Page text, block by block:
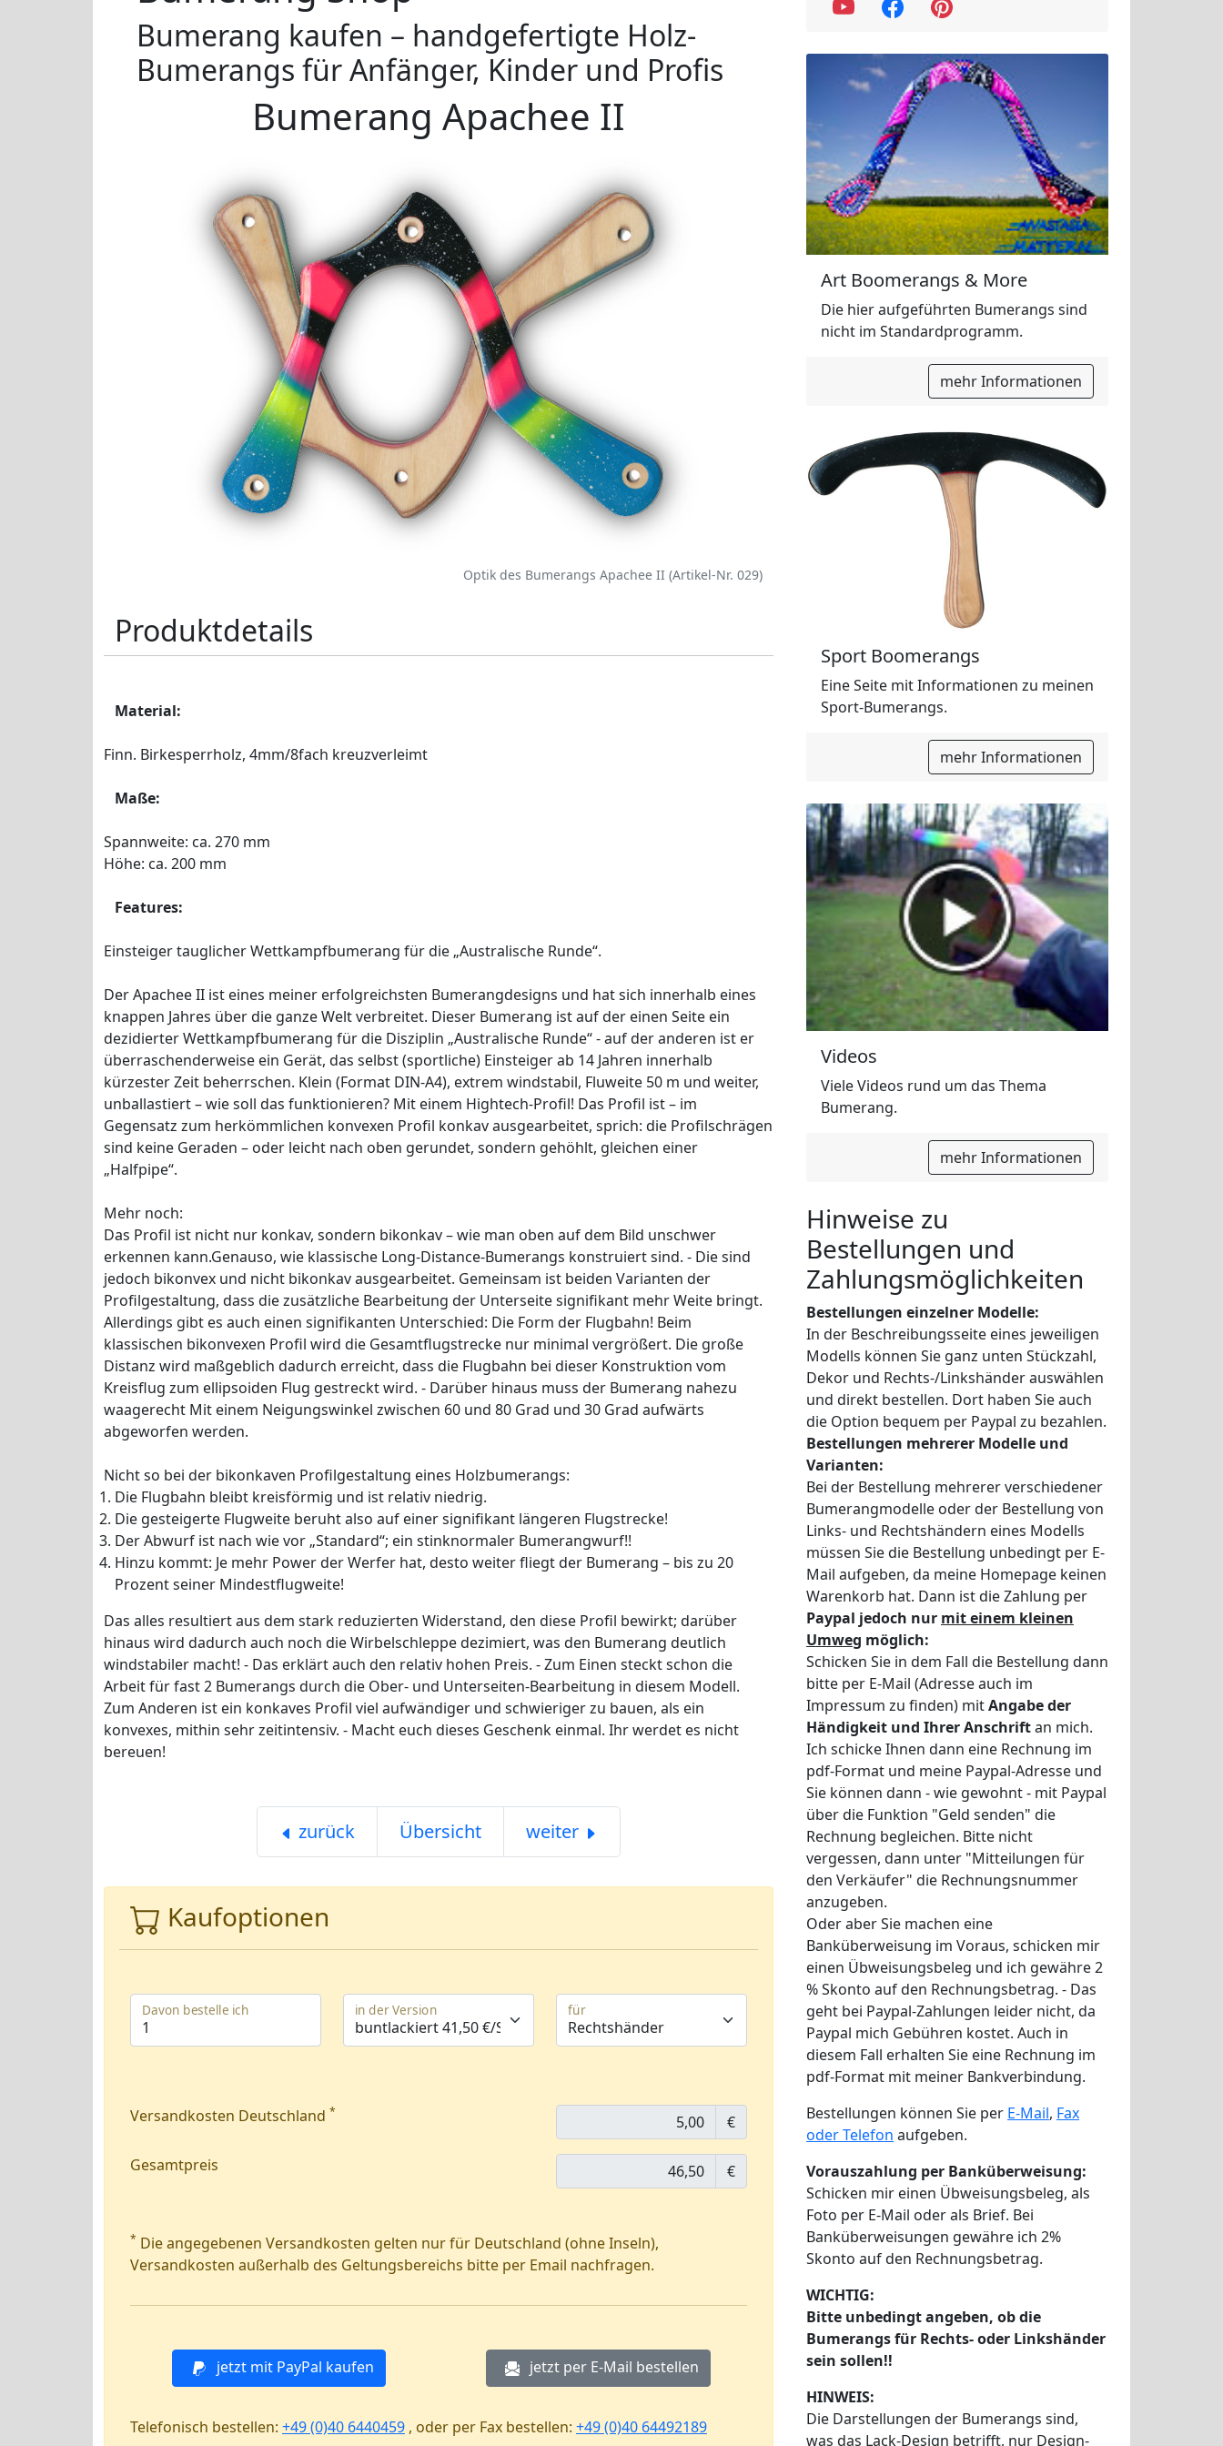
Bumerang kaufen – handgefertigte Holz-
Bumerangs für Anfänger, Kinder und Profis
Bumerang Apachee II
Optik des Bumerangs Apachee II (Artikel-Nr. 029)
Produktdetails
Material:
Finn. Birkesperrholz, 4mm/8fach kreuzverleimt
Maße:
Spannweite: ca. 270 mm
Höhe: ca. 200 mm
Features:
Einsteiger tauglicher Wettkampfbumerang für die „Australische Runde“.
Der Apachee II ist eines meiner erfolgreichsten Bumerangdesigns und hat sich innerhalb eines
knappen Jahres über die ganze Welt verbreitet. Dieser Bumerang ist auf der einen Seite ein
dezidierter Wettkampfbumerang für die Disziplin „Australische Runde“ - auf der anderen ist er
überraschenderweise ein Gerät, das selbst (sportliche) Einsteiger ab 14 Jahren innerhalb
kürzester Zeit beherrschen. Klein (Format DIN-A4), extrem windstabil, Fluweite 50 m und weiter,
unballastiert – wie soll das funktionieren? Mit einem Hightech-Profil! Das Profil ist – im
Gegensatz zum herkömmlichen konvexen Profil konkav ausgearbeitet, sprich: die Profilschrägen
sind keine Geraden – oder leicht nach oben gerundet, sondern gehöhlt, gleichen einer
„Halfpipe“.
Mehr noch:
Das Profil ist nicht nur konkav, sondern bikonkav – wie man oben auf dem Bild unschwer
erkennen kann.Genauso, wie klassische Long-Distance-Bumerangs konstruiert sind. - Die sind
jedoch bikonvex und nicht bikonkav ausgearbeitet. Gemeinsam ist beiden Varianten der
Profilgestaltung, dass die zusätzliche Bearbeitung der Unterseite signifikant mehr Weite bringt.
Allerdings gibt es auch einen signifikanten Unterschied: Die Form der Flugbahn! Beim
klassischen bikonvexen Profil wird die Gesamtflugstrecke nur minimal vergrößert. Die große
Distanz wird maßgeblich dadurch erreicht, dass die Flugbahn bei dieser Konstruktion vom
Kreisflug zum ellipsoiden Flug gestreckt wird. - Darüber hinaus muss der Bumerang nahezu
waagerecht Mit einem Neigungswinkel zwischen 60 und 80 Grad und 30 Grad aufwärts
abgeworfen werden.
Nicht so bei der bikonkaven Profilgestaltung eines Holzbumerangs:
Die Flugbahn bleibt kreisförmig und ist relativ niedrig.
Die gesteigerte Flugweite beruht also auf einer signifikant längeren Flugstrecke!
Der Abwurf ist nach wie vor „Standard“; ein stinknormaler Bumerangwurf!!
Hinzu kommt: Je mehr Power der Werfer hat, desto weiter fliegt der Bumerang – bis zu 20
Prozent seiner Mindestflugweite!
Das alles resultiert aus dem stark reduzierten Widerstand, den diese Profil bewirkt; darüber
hinaus wird dadurch auch noch die Wirbelschleppe dezimiert, was den Bumerang deutlich
windstabiler macht! - Das erklärt auch den relativ hohen Preis. - Zum Einen steckt schon die
Arbeit für fast 2 Bumerangs durch die Ober- und Unterseiten-Bearbeitung in diesem Modell.
Zum Anderen ist ein konkaves Profil viel aufwändiger und schwieriger zu bauen, als ein
konvexes, mithin sehr zeitintensiv. - Macht euch dieses Geschenk einmal. Ihr werdet es nicht
bereuen!
zurück Übersicht weiter
Kaufoptionen
Davon bestelle ich in der Version für
Versandkosten Deutschland *
€
Gesamtpreis €
* Die angegebenen Versandkosten gelten nur für Deutschland (ohne Inseln),
Versandkosten außerhalb des Geltungsbereichs bitte per Email nachfragen.
jetzt mit PayPal kaufen jetzt per E-Mail bestellen
Telefonisch bestellen: +49 (0)40 6440459 , oder per Fax bestellen: +49 (0)40 64492189
Art Boomerangs & More
Die hier aufgeführten Bumerangs sind
nicht im Standardprogramm.
mehr Informationen
Sport Boomerangs
Eine Seite mit Informationen zu meinen
Sport-Bumerangs.
mehr Informationen
Videos
Viele Videos rund um das Thema
Bumerang.
mehr Informationen
Hinweise zu
Bestellungen und
Zahlungsmöglichkeiten
Bestellungen einzelner Modelle:
In der Beschreibungsseite eines jeweiligen
Modells können Sie ganz unten Stückzahl,
Dekor und Rechts-/Linkshänder auswählen
und direkt bestellen. Dort haben Sie auch
die Option bequem per Paypal zu bezahlen.
Bestellungen mehrerer Modelle und
Varianten:
Bei der Bestellung mehrerer verschiedener
Bumerangmodelle oder der Bestellung von
Links- und Rechtshändern eines Modells
müssen Sie die Bestellung unbedingt per E-
Mail aufgeben, da meine Homepage keinen
Warenkorb hat. Dann ist die Zahlung per
Paypal jedoch nur mit einem kleinen
Umweg möglich:
Schicken Sie in dem Fall die Bestellung dann
bitte per E-Mail (Adresse auch im
Impressum zu finden) mitAngabe der
Händigkeit und Ihrer Anschriftan mich.
Ich schicke Ihnen dann eine Rechnung im
pdf-Format und meine Paypal-Adresse und
Sie können dann - wie gewohnt - mit Paypal
über die Funktion "Geld senden" die
Rechnung begleichen. Bitte nicht
vergessen, dann unter "Mitteilungen für
den Verkäufer" die Rechnungsnummer
anzugeben.
Oder aber Sie machen eine
Banküberweisung im Voraus, schicken mir
einen Übweisungsbeleg und ich gewähre 2
% Skonto auf den Rechnungsbetrag. - Das
geht bei Paypal-Zahlungen leider nicht, da
Paypal mich Gebühren kostet. Auch in
diesem Fall erhalten Sie eine Rechnung im
pdf-Format mit meiner Bankverbindung.
Bestellungen können Sie per E-Mail, Fax
oder Telefon aufgeben.
Vorauszahlung per Banküberweisung:
Schicken mir einen Übweisungsbeleg, als
Foto per E-Mail oder als Brief. Bei
Banküberweisungen gewähre ich 2%
Skonto auf den Rechnungsbetrag.
WICHTIG:
Bitte unbedingt angeben, ob die
Bumerangs für Rechts- oder Linkshänder
sein sollen!!
HINWEIS:
Die Darstellungen der Bumerangs sind,
was das Lack-Design betrifft, nur Design-